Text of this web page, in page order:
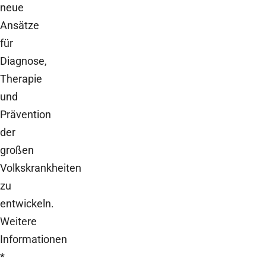
neue
Ansätze
für
Diagnose,
Therapie
und
Prävention
der
großen
Volkskrankheiten
zu
entwickeln.
Weitere
Informationen
*